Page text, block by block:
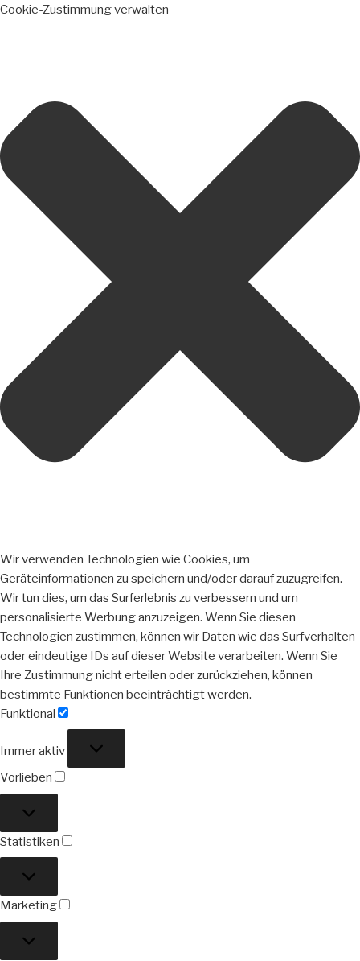
Cookie-Zustimmung verwalten
Wir verwenden Technologien wie Cookies, um
Geräteinformationen zu speichern und/oder darauf zuzugreifen.
Wir tun dies, um das Surferlebnis zu verbessern und um
personalisierte Werbung anzuzeigen. Wenn Sie diesen
Technologien zustimmen, können wir Daten wie das Surfverhalten
oder eindeutige IDs auf dieser Website verarbeiten. Wenn Sie
Ihre Zustimmung nicht erteilen oder zurückziehen, können
bestimmte Funktionen beeinträchtigt werden.
Funktional
Immer aktiv
Vorlieben
Statistiken
Marketing